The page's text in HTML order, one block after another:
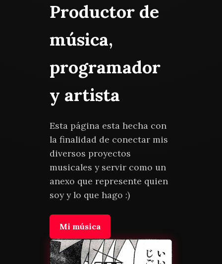
Productor de
música,
programador
y artista
Esta página esta hecha con
la finalidad de conectar mis
diversos proyectos
musicales y servir como un
anexo que represente quien
soy y lo que hago :)
Mi música